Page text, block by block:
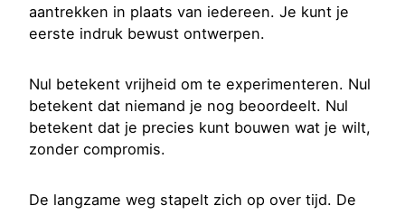
aantrekken in plaats van iedereen. Je kunt je
eerste indruk bewust ontwerpen.
Nul betekent vrijheid om te experimenteren. Nul
betekent dat niemand je nog beoordeelt. Nul
betekent dat je precies kunt bouwen wat je wilt,
zonder compromis.
De langzame weg stapelt zich op over tijd. De